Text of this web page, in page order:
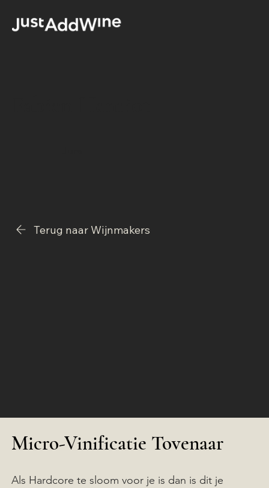
Terug naar Wijnmakers
Micro-Vinificatie Tovenaar
Als Hardcore te sloom voor je is dan is dit je